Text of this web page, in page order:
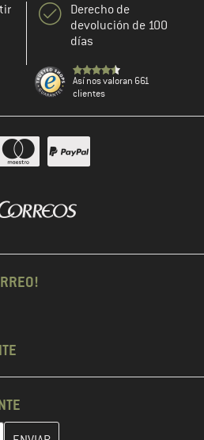
Derecho de
devolución de 100
días
Así nos valoran 661
clientes
correo electrónico y crea tu